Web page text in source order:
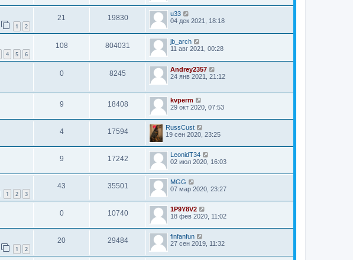
1 2
21 19830
u33
04 дек 2021, 18:18
4 5 6
108 804031
jb_arch
11 авг 2021, 00:28
0 8245
Andrey2357
24 янв 2021, 21:12
9 18408
kvperm
29 окт 2020, 07:53
4 17594
RussCust
19 сен 2020, 23:25
9 17242
LeonidT34
02 июл 2020, 16:03
1 2 3
43 35501
MGG
07 мар 2020, 23:27
0 10740
1P9Y8V2
18 фев 2020, 11:02
1 2
20 29484
finfanfun
27 сен 2019, 11:32